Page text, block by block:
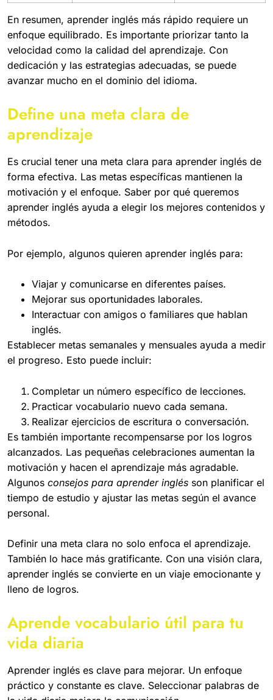
En resumen, aprender inglés más rápido requiere un
enfoque equilibrado. Es importante priorizar tanto la
velocidad como la calidad del aprendizaje. Con
dedicación y las estrategias adecuadas, se puede
avanzar mucho en el dominio del idioma.
Define una meta clara de
aprendizaje
Es crucial tener una meta clara para aprender inglés de
forma efectiva. Las metas específicas mantienen la
motivación y el enfoque. Saber por qué queremos
aprender inglés ayuda a elegir los mejores contenidos y
métodos.
Por ejemplo, algunos quieren aprender inglés para:
Viajar y comunicarse en diferentes países.
Mejorar sus oportunidades laborales.
Interactuar con amigos o familiares que hablan
inglés.
Establecer metas semanales y mensuales ayuda a medir
el progreso. Esto puede incluir:
Completar un número específico de lecciones.
Practicar vocabulario nuevo cada semana.
Realizar ejercicios de escritura o conversación.
Es también importante recompensarse por los logros
alcanzados. Las pequeñas celebraciones aumentan la
motivación y hacen el aprendizaje más agradable.
Algunos consejos para aprender inglés son planificar el
tiempo de estudio y ajustar las metas según el avance
personal.
Definir una meta clara no solo enfoca el aprendizaje.
También lo hace más gratificante. Con una visión clara,
aprender inglés se convierte en un viaje emocionante y
lleno de logros.
Aprende vocabulario útil para tu
vida diaria
Aprender inglés es clave para mejorar. Un enfoque
práctico y constante es clave. Seleccionar palabras de